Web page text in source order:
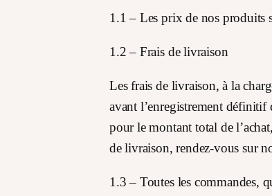
1.1 – Les prix de nos produits
1.2 – Frais de livraison
Les frais de livraison, à la
avant l’enregistrement définitif
pour le montant total de
de livraison, rendez-vous sur
1.3 – Toutes les commandes,